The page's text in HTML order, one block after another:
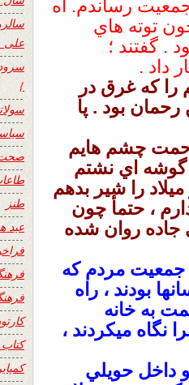
رساندم. أه
توته هاي
گفتند ؛
داد .
را كه غرق در
بود . پا
چشم هايم
گوشه اي نشتم
را شير بدهم
، حتمأ چون
جاده روان شده
جمعيت مردم كه
بودند ، راه
به خانه
نگاه ميكردند ،
داخل حويلي
علی
}
صحت
طنز
عید